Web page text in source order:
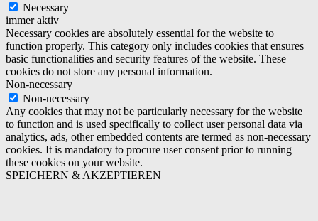
Necessary
immer aktiv
Necessary cookies are absolutely essential for the website to
function properly. This category only includes cookies that ensures
basic functionalities and security features of the website. These
cookies do not store any personal information.
Non-necessary
Non-necessary
Any cookies that may not be particularly necessary for the website
to function and is used specifically to collect user personal data via
analytics, ads, other embedded contents are termed as non-necessary
cookies. It is mandatory to procure user consent prior to running
these cookies on your website.
SPEICHERN & AKZEPTIEREN